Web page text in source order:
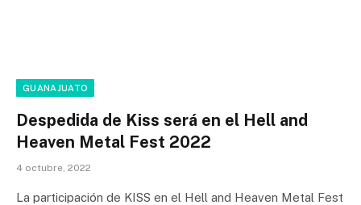
GUANAJUATO
Despedida de Kiss será en el Hell and
Heaven Metal Fest 2022
4 octubre, 2022
La participación de KISS en el Hell and Heaven Metal Fest